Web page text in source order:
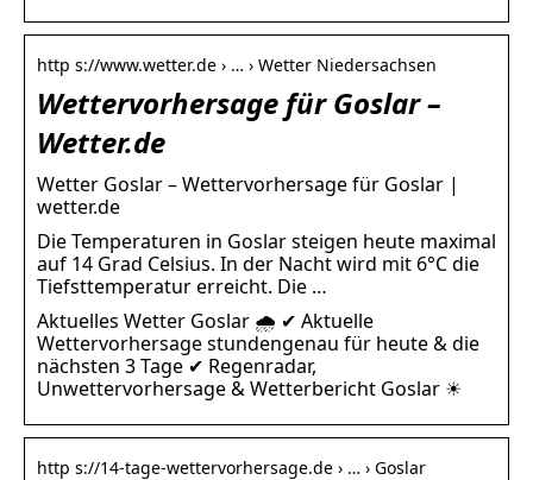
http s://www.wetter.de › … › Wetter Niedersachsen
Wettervorhersage für Goslar –
Wetter.de
Wetter Goslar – Wettervorhersage für Goslar |
wetter.de
Die Temperaturen in Goslar steigen heute maximal
auf 14 Grad Celsius. In der Nacht wird mit 6°C die
Tiefsttemperatur erreicht. Die …
Aktuelles Wetter Goslar 🌧️ ✔ Aktuelle
Wettervorhersage stundengenau für heute & die
nächsten 3 Tage ✔ Regenradar,
Unwettervorhersage & Wetterbericht Goslar ☀
http s://14-tage-wettervorhersage.de › … › Goslar